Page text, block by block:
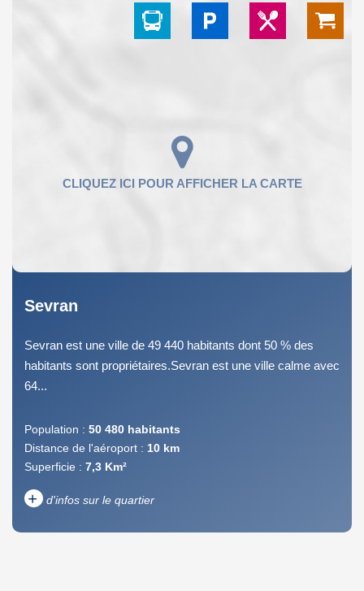
Sevran
Sevran est une ville de 49 440 habitants dont 50 % des
habitants sont propriétaires.Sevran est une ville calme avec
64...
Population : 50 480 habitants
Distance de l'aéroport : 10 km
Superficie : 7,3 Km²
+ d'infos sur le quartier